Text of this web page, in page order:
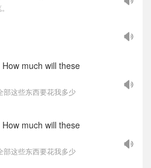
much will these
部这些东西要花我多少
much will these
部这些东西要花我多少